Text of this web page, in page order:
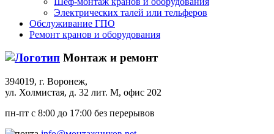
Электрических талей или тельферов
Обслуживание ГПО
Ремонт кранов и оборудования
Монтаж и ремонт
394019, г. Воронеж,
ул. Холмистая, д. 32 лит. М, офис 202
пн-пт с 8:00 до 17:00 без перерывов